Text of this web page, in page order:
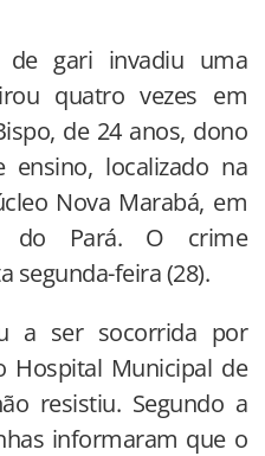
de gari invadiu uma
quatro vezes em
de 24 anos, dono
ensino, localizado na
Nova Marabá, em
do Pará. O crime
segunda-feira (28).
a ser socorrida por
Hospital Municipal de
resistiu. Segundo a
informaram que o